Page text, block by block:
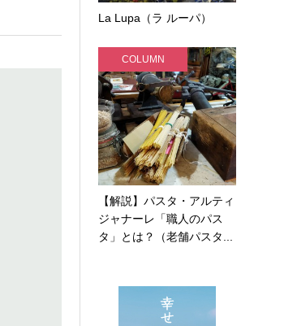
La Lupa（ラ ルーパ）
COLUMN
【解説】パスタ・アルティ
ジャナーレ「職人のパス
タ」とは？（老舗パスタ...